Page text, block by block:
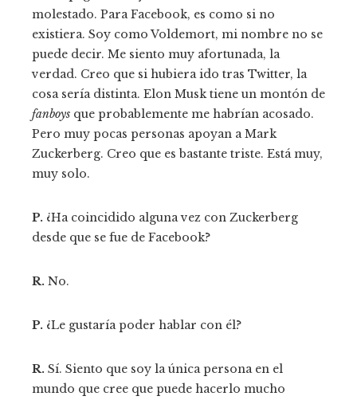
molestado. Para Facebook, es como si no
existiera. Soy como Voldemort, mi nombre no se
puede decir. Me siento muy afortunada, la
verdad. Creo que si hubiera ido tras Twitter, la
cosa sería distinta. Elon Musk tiene un montón de
fanboys que probablemente me habrían acosado.
Pero muy pocas personas apoyan a Mark
Zuckerberg. Creo que es bastante triste. Está muy,
muy solo.
P. ¿Ha coincidido alguna vez con Zuckerberg
desde que se fue de Facebook?
R. No.
P. ¿Le gustaría poder hablar con él?
R. Sí. Siento que soy la única persona en el
mundo que cree que puede hacerlo mucho